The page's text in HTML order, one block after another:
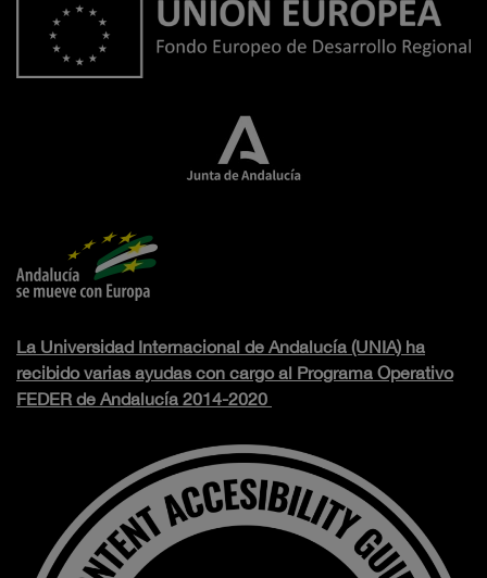
La Universidad Internacional de Andalucía (UNIA) ha
recibido varias ayudas con cargo al Programa Operativo
FEDER de Andalucía 2014-2020